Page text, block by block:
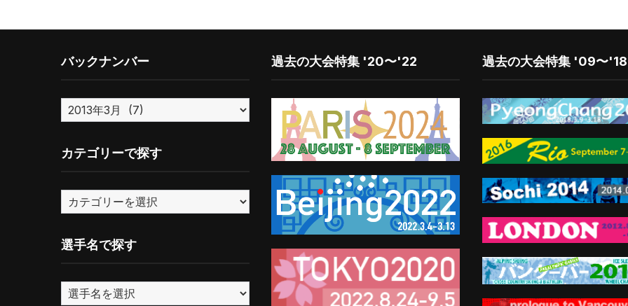
バックナンバー
バ
ッ
ク
ナ
バ
カテゴリーで探す
カ
テ
ゴ
リ
で
選手名で探す
過去の大会特集 '20〜'22 過去の大会特集 '09〜'18